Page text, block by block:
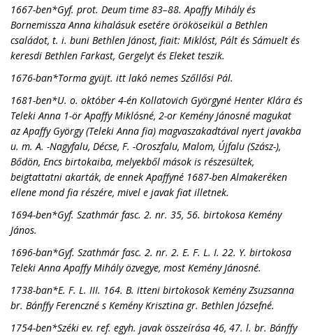
1667-ben*Gyf. prot. Deum time 83–88. Apaffy Mihály és
Bornemissza Anna kihalásuk esetére örököseikül a Bethlen
családot, t. i. buni Bethlen Jánost, fiait: Miklóst, Pált és Sámuelt és
keresdi Bethlen Farkast, Gergelyt és Eleket teszik.
1676-ban*Torma gyüjt. itt lakó nemes Szőllősi Pál.
1681-ben*U. o. október 4-én Kollatovich Györgyné Henter Klára és
Teleki Anna 1-ör Apaffy Miklósné, 2-or Kemény Jánosné magukat
az Apaffy György (Teleki Anna fia) magvaszakadtával nyert javakba
u. m. A. -Nagyfalu, Décse, F. -Oroszfalu, Malom, Újfalu (Szász-),
Bődön, Encs birtokaiba, melyekből mások is részesültek,
beigtattatni akarták, de ennek Apaffyné 1687-ben Almakeréken
ellene mond fia részére, mivel e javak fiat illetnek.
1694-ben*Gyf. Szathmár fasc. 2. nr. 35, 56. birtokosa Kemény
János.
1696-ban*Gyf. Szathmár fasc. 2. nr. 2. E. F. L. I. 22. Y. birtokosa
Teleki Anna Apaffy Mihály özvegye, most Kemény Jánosné.
1738-ban*E. F. L. III. 164. B. itteni birtokosok Kemény Zsuzsanna
br. Bánffy Ferenczné s Kemény Krisztina gr. Bethlen Józsefné.
1754-ben*Széki ev. ref. egyh. javak összeírása 46, 47. l. br. Bánffy